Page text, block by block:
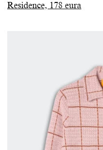
Residence, 178 eura